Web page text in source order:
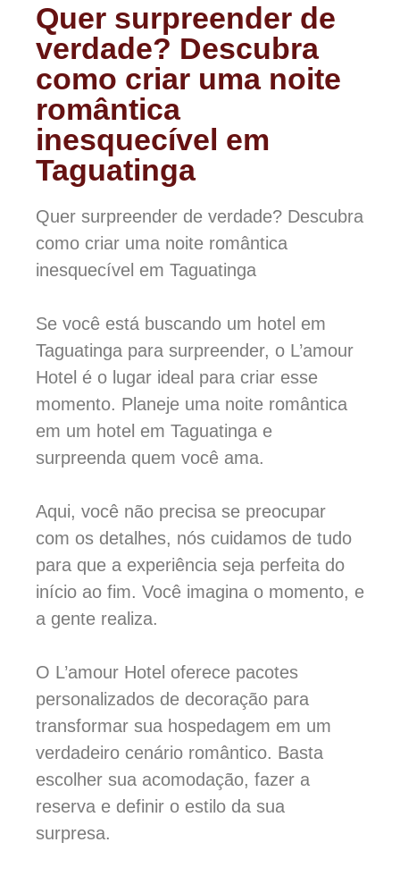
Quer surpreender de
verdade? Descubra
como criar uma noite
romântica
inesquecível em
Taguatinga
Quer surpreender de verdade? Descubra
como criar uma noite romântica
inesquecível em Taguatinga
Se você está buscando um hotel em
Taguatinga para surpreender, o L’amour
Hotel é o lugar ideal para criar esse
momento. Planeje uma noite romântica
em um hotel em Taguatinga e
surpreenda quem você ama.
Aqui, você não precisa se preocupar
com os detalhes, nós cuidamos de tudo
para que a experiência seja perfeita do
início ao fim. Você imagina o momento, e
a gente realiza.
O L’amour Hotel oferece pacotes
personalizados de decoração para
transformar sua hospedagem em um
verdadeiro cenário romântico. Basta
escolher sua acomodação, fazer a
reserva e definir o estilo da sua
surpresa.